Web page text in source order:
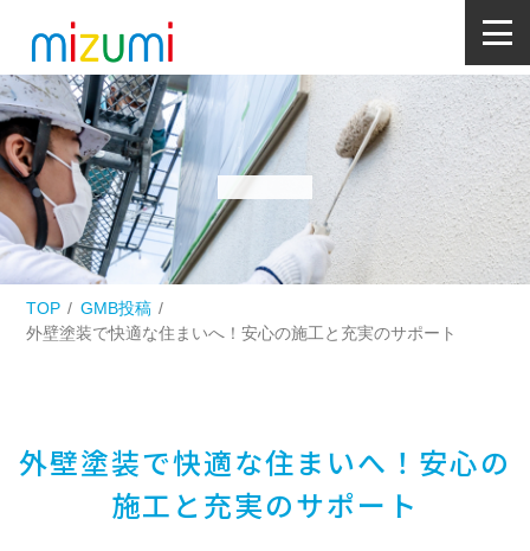
TOP
GMB投稿
外壁塗装で快適な住まいへ！安心の施工と充実のサポート
外壁塗装で快適な住まいへ！安心の
施工と充実のサポート